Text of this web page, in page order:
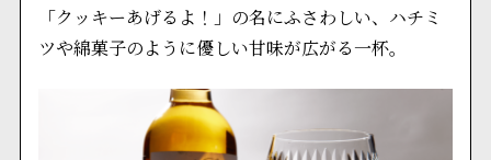
「クッキーあげるよ！」の名にふさわしい、ハチミ
ツや綿菓子のように優しい甘味が広がる一杯。